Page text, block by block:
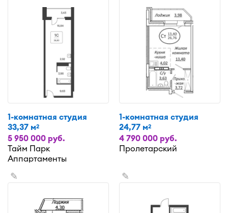
1-комнатная студия
33,37 м2
5 950 000 руб.
Тайм Парк
Аппартаменты
1-комнатная студия
24,77 м2
4 790 000 руб.
Пролетарский
✎ ✎